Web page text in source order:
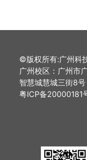
©版权所有:广州科
广州校区：广州市
智慧城慧城三街8号
粤ICP备20000181